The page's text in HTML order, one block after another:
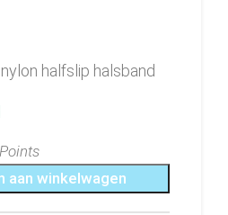
halfslip halsband
aan winkelwagen